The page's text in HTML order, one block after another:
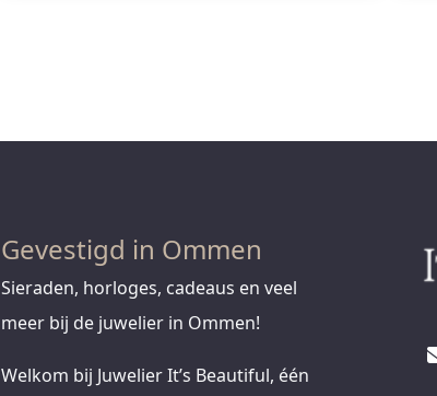
Gevestigd in Ommen
Sieraden, horloges, cadeaus en veel
meer bij de juwelier in Ommen!
Welkom bij Juwelier It’s Beautiful, één